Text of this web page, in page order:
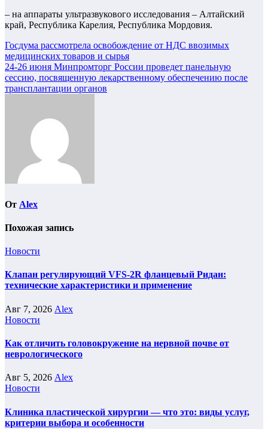
– на аппараты ультразвукового исследования – Алтайский
край, Республика Карелия, Республика Мордовия.
Навигация
по
записям
Госдума рассмотрела освобождение от НДС ввозимых
медицинских товаров и сырья
24-26 июня Минпромторг России проведет панельную
сессию, посвященную лекарственному обеспечению после
трансплантации органов
От Alex
Похожая запись
Новости
Клапан регулирующий VFS-2R фланцевый Ридан:
технические характеристики и применение
Авг 7, 2026 Alex
Новости
Как отличить головокружение на нервной почве от
неврологического
Авг 5, 2026 Alex
Новости
Клиника пластической хирургии — что это: виды услуг,
критерии выбора и особенности